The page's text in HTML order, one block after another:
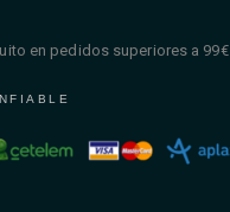
en pedidos superiores a 99€.